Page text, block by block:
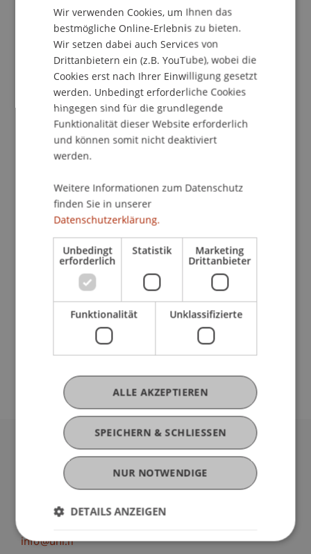
Studienverwaltung Bachelorstudiengang
Architektur
Architekturvortrag mit Rainer Köberl
im Auditorium der Hochschule Liechtenstein
Rainer Köberl, geb. 1956 in Innsbruck. Studium an
der Technischen Fakultät der Universität
Innsbruck und in Haifa/Israel.
Othmar Barth am Institut für Raumgestaltung
und Entwerfen an der Universität Innsbruck, und
seit 1993 ist er selbständiger Architekt in
Innsbruck.
Wichtige Bauten: Alten- und Pflegeheim Feldkirch-
Nofels; Buchhandlung Wiederin in Innsbruck, M-
Preis Supermärkte in Wenns und Innsbruck,
Architekturforum und Architekturarchiv im
"Adambräu" Innsbruck (gemeinsam mit Giner &
Universität Liechtenstein
Fürst-Franz-Josef-Strasse
9490 Vaduz
Liechtenstein
info@uni.li
Wir verwenden Cookies, um Ihnen das
bestmögliche Online-Erlebnis zu bieten.
Wir setzen dabei auch Services von
Drittanbietern ein (z.B. YouTube), wobei die
Cookies erst nach Ihrer Einwilligung gesetzt
werden. Unbedingt erforderliche Cookies
hingegen sind für die grundlegende
Funktionalität dieser Website erforderlich
und können somit nicht deaktiviert
werden.
Weitere Informationen zum Datenschutz
finden Sie in unserer
Datenschutzerklärung.
Unbedingt
erforderlich
Statistik Marketing
Drittanbieter
Funktionalität Unklassifizierte
SPEICHERN & SCHLIESSEN
ALLE AKZEPTIEREN
NUR NOTWENDIGE
DETAILS ANZEIGEN